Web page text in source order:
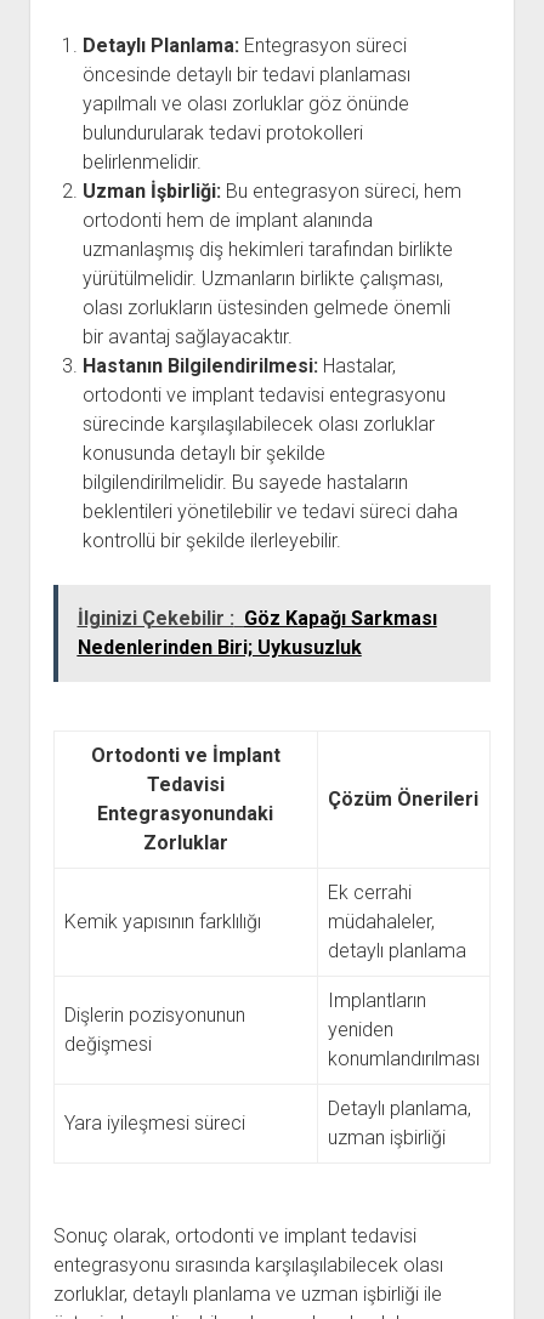
Detaylı Planlama: Entegrasyon süreci
öncesinde detaylı bir tedavi planlaması
yapılmalı ve olası zorluklar göz önünde
bulundurularak tedavi protokolleri
belirlenmelidir.
Uzman İşbirliği: Bu entegrasyon süreci, hem
ortodonti hem de implant alanında
uzmanlaşmış diş hekimleri tarafından birlikte
yürütülmelidir. Uzmanların birlikte çalışması,
olası zorlukların üstesinden gelmede önemli
bir avantaj sağlayacaktır.
Hastanın Bilgilendirilmesi: Hastalar,
ortodonti ve implant tedavisi entegrasyonu
sürecinde karşılaşılabilecek olası zorluklar
konusunda detaylı bir şekilde
bilgilendirilmelidir. Bu sayede hastaların
beklentileri yönetilebilir ve tedavi süreci daha
kontrollü bir şekilde ilerleyebilir.
İlginizi Çekebilir : Göz Kapağı Sarkması
Nedenlerinden Biri; Uykusuzluk
Ortodonti ve İmplant
Tedavisi
Entegrasyonundaki
Zorluklar
Çözüm Önerileri
Kemik yapısının farklılığı
Ek cerrahi
müdahaleler,
detaylı planlama
Dişlerin pozisyonunun
değişmesi
Implantların
yeniden
konumlandırılması
Yara iyileşmesi süreci
Detaylı planlama,
uzman işbirliği
Sonuç olarak, ortodonti ve implant tedavisi
entegrasyonu sırasında karşılaşılabilecek olası
zorluklar, detaylı planlama ve uzman işbirliği ile